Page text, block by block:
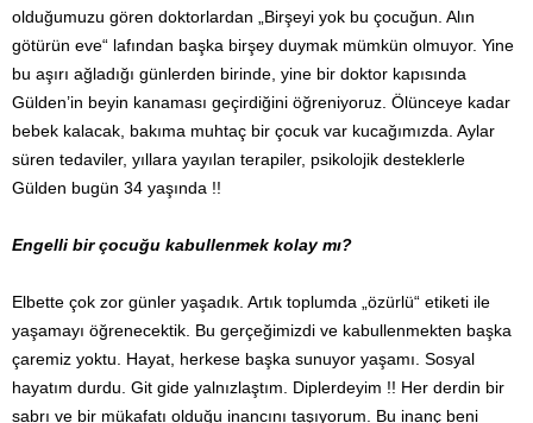
olduğumuzu gören doktorlardan „Birşeyi yok bu çocuğun. Alın
götürün eve“ lafından başka birşey duymak mümkün olmuyor. Yine
bu aşırı ağladığı günlerden birinde, yine bir doktor kapısında
Gülden’in beyin kanaması geçirdiğini öğreniyoruz. Ölünceye kadar
bebek kalacak, bakıma muhtaç bir çocuk var kucağımızda. Aylar
süren tedaviler, yıllara yayılan terapiler, psikolojik desteklerle
Gülden bugün 34 yaşında !!
Engelli bir çocuğu kabullenmek kolay mı?
Elbette çok zor günler yaşadık. Artık toplumda „özürlü“ etiketi ile
yaşamayı öğrenecektik. Bu gerçeğimizdi ve kabullenmekten başka
çaremiz yoktu. Hayat, herkese başka sunuyor yaşamı. Sosyal
hayatım durdu. Git gide yalnızlaştım. Diplerdeyim !! Her derdin bir
sabrı ve bir mükafatı olduğu inancını taşıyorum. Bu inanç beni